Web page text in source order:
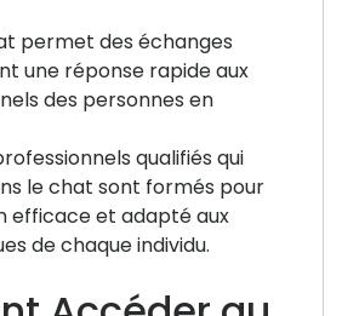
permet des échanges
une réponse rapide aux
des personnes en
qualifiés qui
le chat sont formés pour
efficace et adapté aux
de chaque individu.